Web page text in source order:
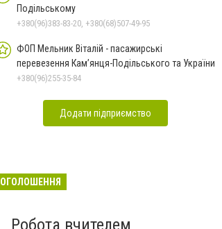
Подільському
+380(96)383-83-20, +380(68)507-49-95
ФОП Мельник Віталій - пасажирські
перевезення Кам’янця-Подільського та України
+380(96)255-35-84
Додати підприємство
ОГОЛОШЕННЯ
Робота вчителем